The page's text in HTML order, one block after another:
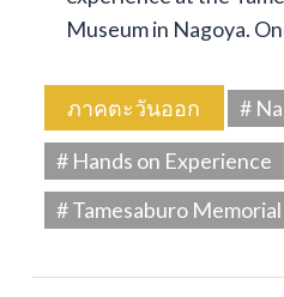
Museum in Nagoya.
ภาคตะวันออก #
# Hands on Experience
# Tamesaburo